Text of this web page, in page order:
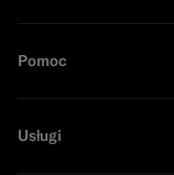
Pomoc
Usługi